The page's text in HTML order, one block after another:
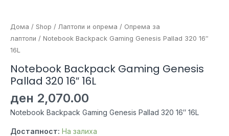
Дома / Shop / Лаптопи и опрема / Опрема за
лаптопи / Notebook Backpack Gaming Genesis Pallad 320 16″
16L
Notebook Backpack Gaming Genesis
Pallad 320 16″ 16L
ден 2,070.00
Notebook Backpack Gaming Genesis Pallad 320 16″ 16L
Достапност: На залиха